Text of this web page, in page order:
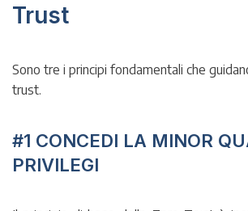
Trust
Sono tre i principi fondamentali che
trust.
#1 CONCEDI LA MINOR
PRIVILEGI